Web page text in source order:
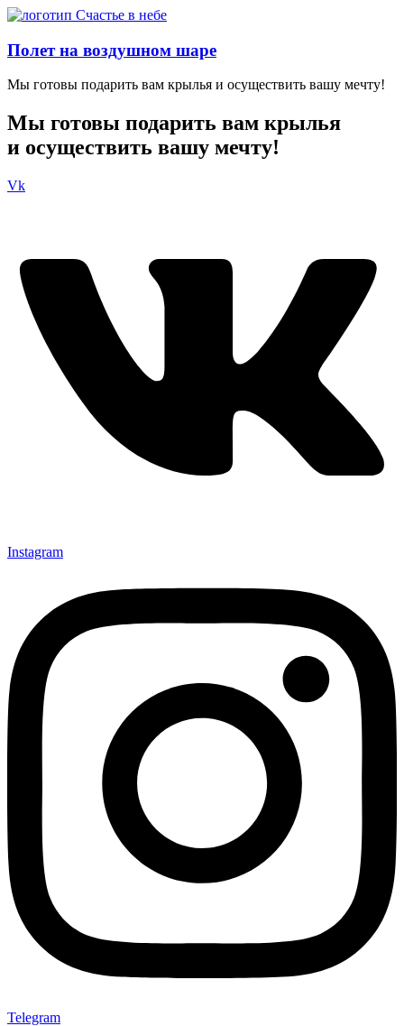
Полет на воздушном шаре
Мы готовы подарить вам крылья и осуществить вашу мечту!
Мы готовы подарить вам крылья
и осуществить вашу мечту!
Vk
Instagram
Telegram